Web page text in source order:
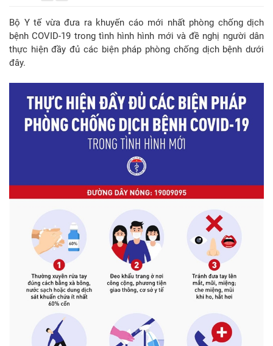
Bộ Y tế vừa đưa ra khuyến cáo mới nhất phòng chống dịch
bệnh COVID-19 trong tình hình hình mới và đề nghị người dân
thực hiện đầy đủ các biện pháp phòng chống dịch bệnh dưới
đây.